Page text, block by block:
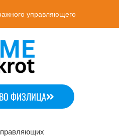
управляющего
ФИЗЛИЦА